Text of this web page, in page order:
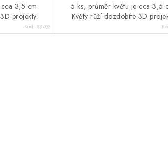
3,5 cm.
projekty.
Kód:88705
5 ks; průměr květu je cca 3,5
Květy růží dozdobíte 3D